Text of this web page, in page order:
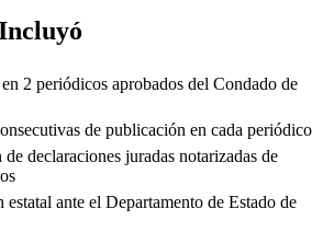
2 periódicos aprobados del Condado de
de publicación en cada periódico
declaraciones juradas notarizadas de
estatal ante el Departamento de Estado de